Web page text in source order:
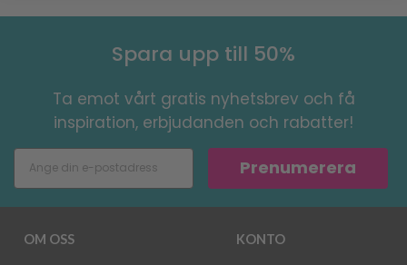
Spara upp till 50%
Ta emot vårt gratis nyhetsbrev och få
inspiration, erbjudanden och rabatter!
Prenumerera
OM OSS KONTO